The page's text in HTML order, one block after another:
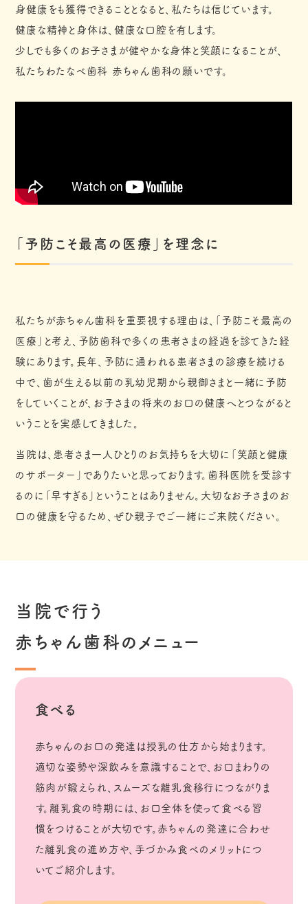
身健康をも獲得できることとなると、私たちは信じています。
健康な精神と身体は、健康な口腔を有します。
少しでも多くのお子さまが健やかな身体と笑顔になることが、
私たちわたなべ歯科 赤ちゃん歯科の願いです。
「予防こそ最高の医療」を理念に
私たちが赤ちゃん歯科を重要視する理由は、「予防こそ最高の
医療」と考え、予防歯科で多くの患者さまの経過を診てきた経
験にあります。長年、予防に通われる患者さまの診療を続ける
中で、歯が生える以前の乳幼児期から親御さまと一緒に予防
をしていくことが、お子さまの将来のお口の健康へとつながると
いうことを実感してきました。
当院は、患者さま一人ひとりのお気持ちを大切に「笑顔と健康
のサポーター」でありたいと思っております。歯科医院を受診す
るのに「早すぎる」ということはありません。大切なお子さまのお
口の健康を守るため、ぜひ親子でご一緒にご来院ください。
当院で行う
赤ちゃん歯科のメニュー
食べる
赤ちゃんのお口の発達は授乳の仕方から始まります。
適切な姿勢や深飲みを意識することで、お口まわりの
筋肉が鍛えられ、スムーズな離乳食移行につながりま
す。離乳食の時期には、お口全体を使って食べる習
慣をつけることが大切です。赤ちゃんの発達に合わせ
た離乳食の進め方や、手づかみ食べのメリットにつ
いてご紹介します。